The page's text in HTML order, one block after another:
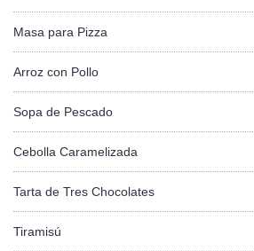
Masa para Pizza
Arroz con Pollo
Sopa de Pescado
Cebolla Caramelizada
Tarta de Tres Chocolates
Tiramisú